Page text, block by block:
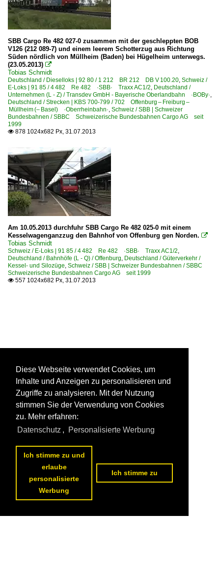
SBB Cargo Re 482 027-0 zusammen mit der geschleppten BOB
V126 (212 089-7) und einem leerem Schotterzug aus Richtung
Süden nördlich von Müllheim (Baden) bei Hügelheim unterwegs.
(23.05.2013) 
Tobias Schmidt
Deutschland / Dieselloks | 92 80 / 1 212 BR 212 DB V 100.20, Schweiz /
E-Loks | 91 85 / 4 482 Re 482 ·SBB· Traxx AC1/2, Deutschland /
Unternehmen (L - Z) / Transdev GmbH - Bayerische Oberlandbahn ·BOBy·,
Deutschland / Strecken | KBS 700-799 / 702 Offenburg – Freiburg –
Müllheim (– Basel) ·Oberrheinbahn·, Schweiz / SBB | Schweizer
Bundesbahnen / SBBC Schweizerische Bundesbahnen Cargo AG seit
1999
 878 1024x682 Px, 31.07.2013
Am 10.05.2013 durchfuhr SBB Cargo Re 482 025-0 mit einem
Kesselwagenganzzug den Bahnhof von Offenburg gen Norden. 
Tobias Schmidt
Schweiz / E-Loks | 91 85 / 4 482 Re 482 ·SBB· Traxx AC1/2,
Deutschland / Bahnhöfe (L - Q) / Offenburg, Deutschland / Güterverkehr /
Kessel- und Silozüge, Schweiz / SBB | Schweizer Bundesbahnen / SBBC
Schweizerische Bundesbahnen Cargo AG seit 1999
 557 1024x682 Px, 31.07.2013
Diese Webseite verwendet Cookies, um
Inhalte und Anzeigen zu personalisieren und
Zugriffe zu analysieren. Mit der Nutzung
stimmen Sie der Verwendung von Cookies
zu. Mehr erfahren:
Datenschutz , Personalisierte Werbung
Ich stimme zu und
erlaube
personalisierte
Werbung
Ich stimme zu